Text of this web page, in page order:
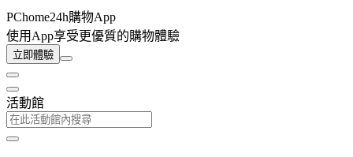
PChome24h購物App
使用App享受更優質的購物體驗
立即體驗
活動館